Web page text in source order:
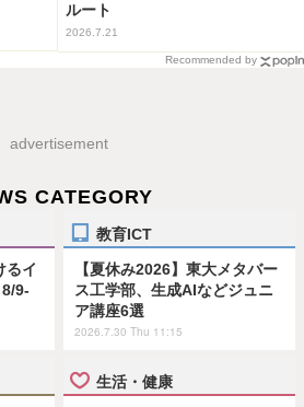
ルート
2026.7.21
Recommended by
advertisement
CATEGORY
るイ
9-
教育ICT
【夏休み2026】東大メタバー
ス工学部、生成AIなどジュニ
ア講座6選
2026.7.30 Thu 11:15
生活・健康